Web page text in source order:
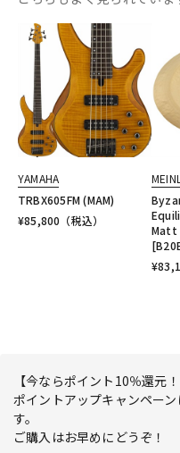
YAMAHA
TRBX605FM (MAM)
¥85,800 （税込）
MEINL
Matt
¥
【今ならポイント10％還元！
ポイントアップキャンペー
す。
ご購入はお早めにどうぞ！